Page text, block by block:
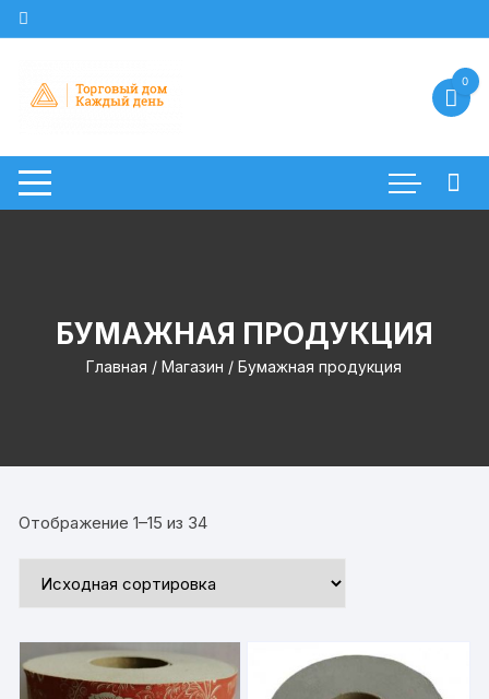
Перейти
к
0
БУМАЖНАЯ ПРОДУКЦИЯ
Главная /Магазин / Бумажная продукция
Отображение 1–15 из 34